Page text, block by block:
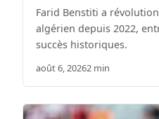
Farid Benstiti a
algérien depuis 2022,
succès historiques.
août 6, 20262 min